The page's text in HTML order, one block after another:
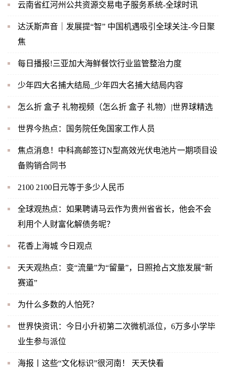
云南省红河州公共资源交易电子服务系统-全球时讯
达沃斯声音｜发展提“智” 中国机遇吸引全球关注-今日聚
焦
每日播报!三亚加大海鲜餐饮行业监管整治力度
少年四大名捕大结局_少年四大名捕大结局内容
怎么折 盒子 礼物视频（怎么折 盒子 礼物）|世界球精选
世界今热点：国务院任免国家工作人员
焦点消息！中科高邮签订N型高效光伏电池片一期项目设
备购销合同书
2100 2100日元等于多少人民币
全球观热点：如果聘请马云作为贵州省省长，他会不会
利用个人财富化解债务呢？
花香上海城 今日观点
天天观热点：变“流量”为“留量”，日照抢占文旅发展“新
赛道”
为什么多数的人怕死？
世界快资讯：今日小升初第二次微机派位，6万多小学毕
业生参与派位
海报丨这些“文化标识”很河南！ 天天快看